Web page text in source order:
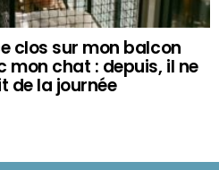
clos sur mon balcon
mon chat : depuis, il ne
de la journée